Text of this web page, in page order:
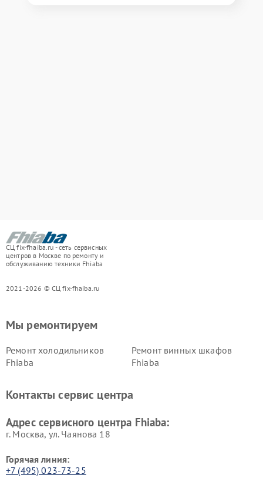
СЦ fix-fhaiba.ru - сеть сервисных
центров в Москве по ремонту и
обслуживанию техники Fhiaba
2021-2026 © СЦ fix-fhaiba.ru
Мы ремонтируем
Ремонт холодильников
Fhiaba
Ремонт винных шкафов
Fhiaba
Контакты сервис центра
Адрес сервисного центра Fhiaba:
г. Москва, ул. Чаянова 18
Горячая линия:
+7 (495) 023-73-25